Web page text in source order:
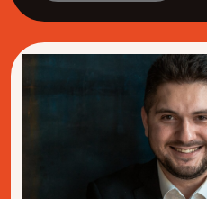
гибкое стратегирование
результаты под давлением